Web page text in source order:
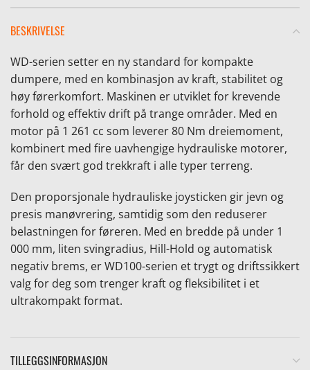
BESKRIVELSE
WD-serien setter en ny standard for kompakte
dumpere, med en kombinasjon av kraft, stabilitet og
høy førerkomfort. Maskinen er utviklet for krevende
forhold og effektiv drift på trange områder. Med en
motor på 1 261 cc som leverer 80 Nm dreiemoment,
kombinert med fire uavhengige hydrauliske motorer,
får den svært god trekkraft i alle typer terreng.
Den proporsjonale hydrauliske joysticken gir jevn og
presis manøvrering, samtidig som den reduserer
belastningen for føreren. Med en bredde på under 1
000 mm, liten svingradius, Hill-Hold og automatisk
negativ brems, er WD100-serien et trygt og driftssikkert
valg for deg som trenger kraft og fleksibilitet i et
ultrakompakt format.
TILLEGGSINFORMASJON